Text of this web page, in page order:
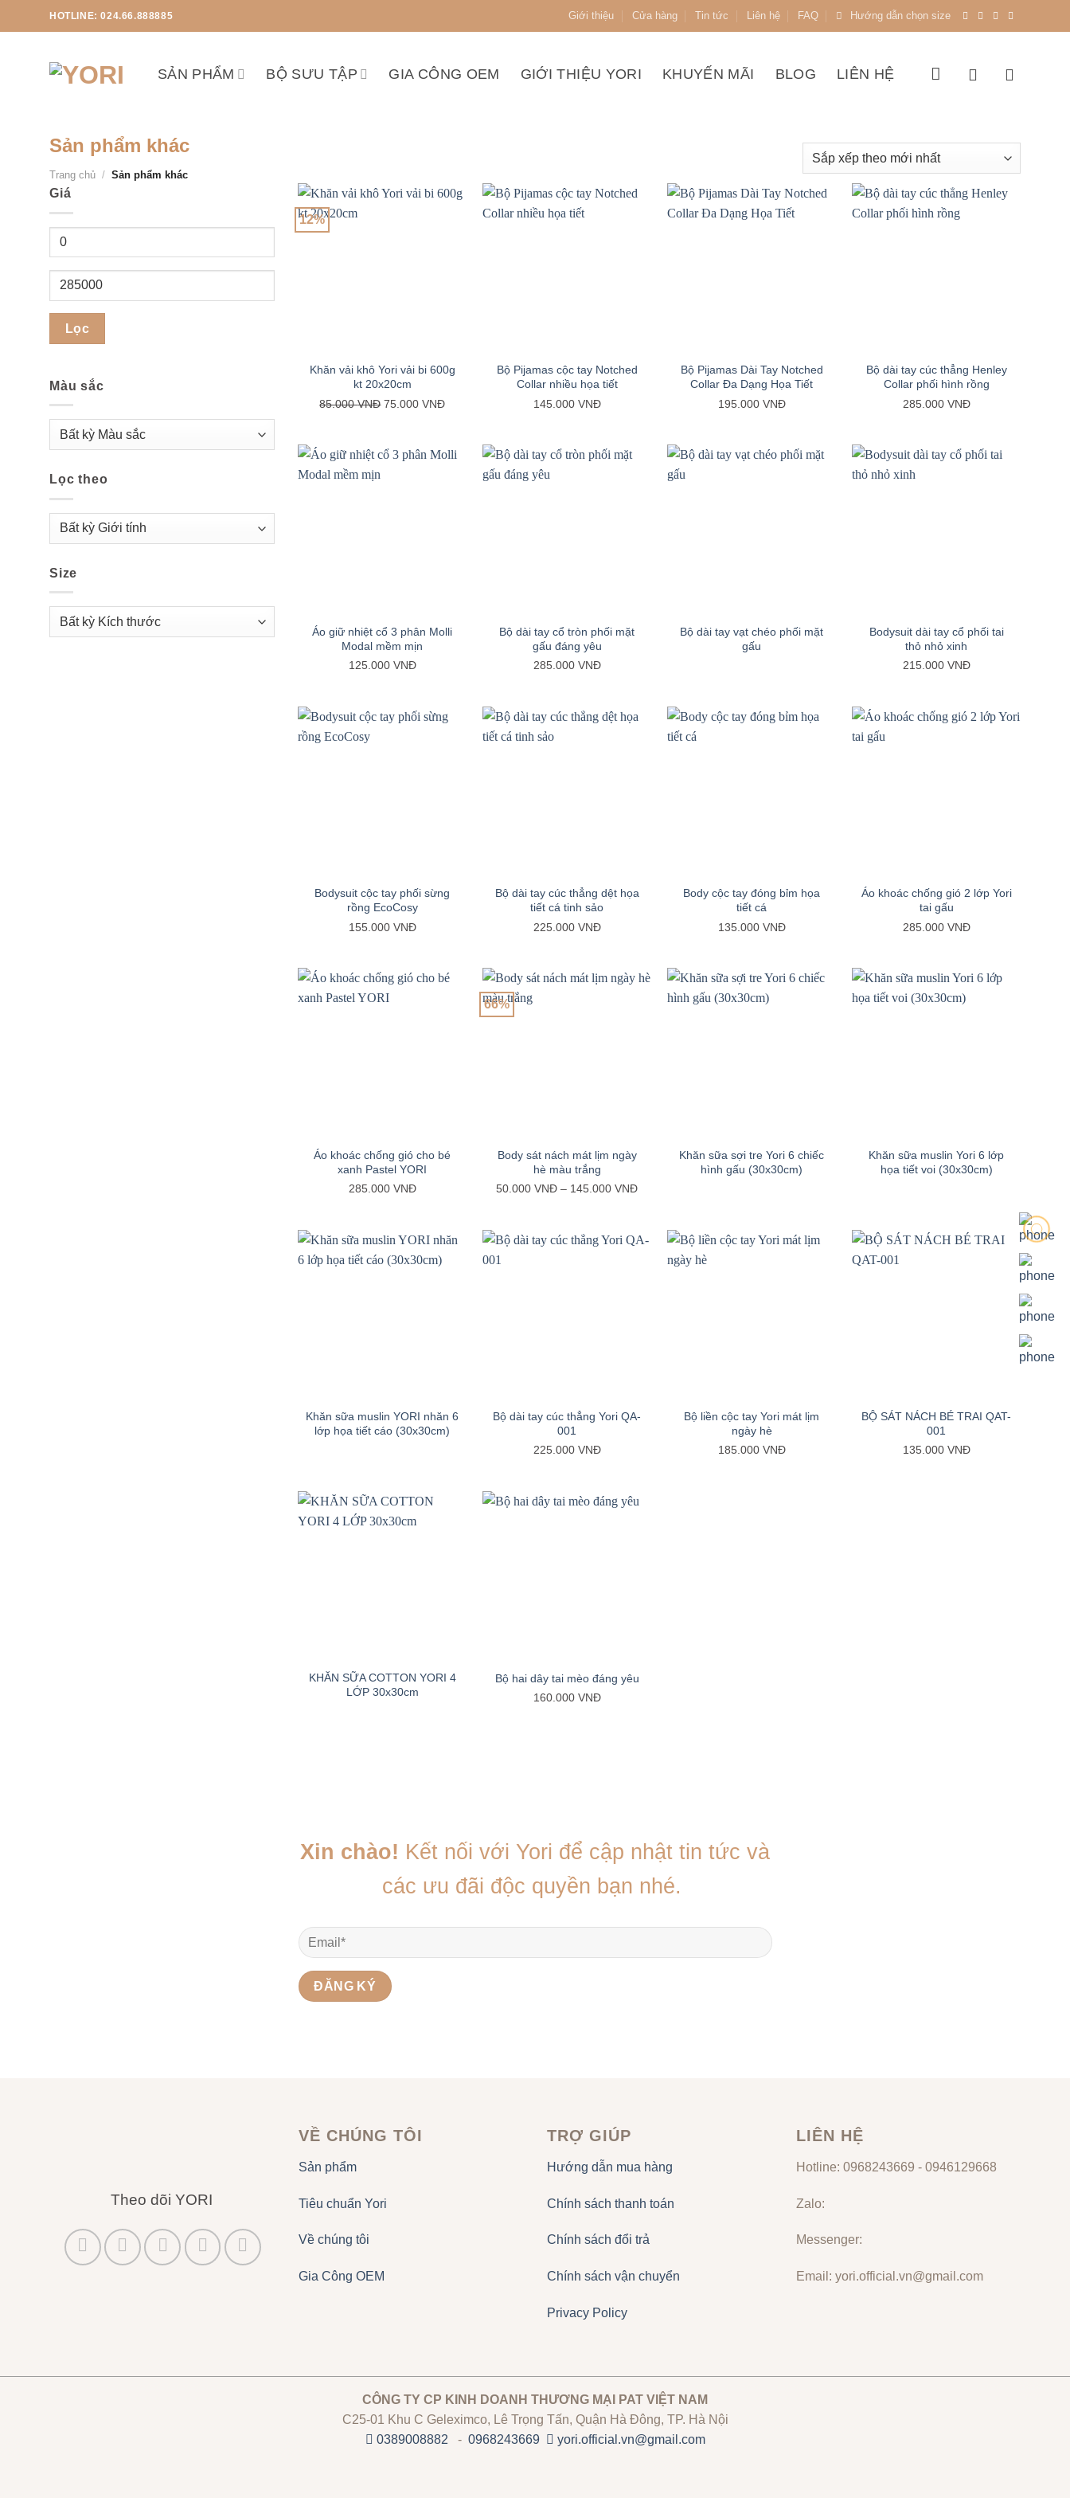
đến
HOTLINE: 024.66.888885 Giới thiệu Cửa hàng Tin tức Liên hệ FAQ Hướng dẫn chọn size
SẢN PHẨM BỘ SƯU TẬP GIA CÔNG OEM GIỚI THIỆU YORI KHUYẾN MÃI BLOG LIÊN HỆ
Sản phẩm khác
Trang chủ / Sản phẩm khác
Giá
Giá
thiểu
Giá
đa
Lọc
Màu sắc
Lọc theo
Size
12%
Khăn vải khô Yori vải bi 600g
kt 20x20cm
85.000VNĐ Giá
85.000 VNĐ.
75.000VNĐGiá
là:
75.000 VNĐ.
Bộ Pijamas cộc tay Notched
Collar nhiều họa tiết
145.000 VNĐ
Bộ Pijamas Dài Tay Notched
Collar Đa Dạng Họa Tiết
195.000 VNĐ
Bộ dài tay cúc thẳng Henley
Collar phối hình rồng
285.000 VNĐ
Áo giữ nhiệt cổ 3 phân Molli
Modal mềm mịn
125.000 VNĐ
Bộ dài tay cổ tròn phối mặt
gấu đáng yêu
285.000 VNĐ
Bộ dài tay vạt chéo phối mặt
gấu
Bodysuit dài tay cổ phối tai
thỏ nhỏ xinh
215.000 VNĐ
Bodysuit cộc tay phối sừng
rồng EcoCosy
155.000 VNĐ
Bộ dài tay cúc thẳng dệt họa
tiết cá tinh sảo
225.000 VNĐ
Body cộc tay đóng bỉm họa
tiết cá
135.000 VNĐ
Áo khoác chống gió 2 lớp Yori
tai gấu
285.000 VNĐ
Áo khoác chống gió cho bé
xanh Pastel YORI
285.000 VNĐ
66%
Body sát nách mát lịm ngày
hè màu trắng
50.000VNĐ – 145.000VNĐKhoảng
50.000 VNĐ
Khăn sữa sợi tre Yori 6 chiếc
hình gấu (30x30cm)
Khăn sữa muslin Yori 6 lớp
họa tiết voi (30x30cm)
Khăn sữa muslin YORI nhăn 6
lớp họa tiết cáo (30x30cm)
Bộ dài tay cúc thẳng Yori QA-
001
225.000 VNĐ
Bộ liền cộc tay Yori mát lịm
ngày hè
185.000 VNĐ
BỘ SÁT NÁCH BÉ TRAI QAT-
001
135.000 VNĐ
KHĂN SỮA COTTON YORI 4
LỚP 30x30cm
Bộ hai dây tai mèo đáng yêu
160.000 VNĐ
Xin chào! Kết nối với Yori để cập nhật tin tức và
các ưu đãi độc quyền bạn nhé.
Theo dõi YORI
VỀ CHÚNG TÔI
Sản phẩm
Tiêu chuẩn Yori
Về chúng tôi
Gia Công OEM
TRỢ GIÚP
Hướng dẫn mua hàng
Chính sách thanh toán
Chính sách đổi trả
Chính sách vận chuyển
Privacy Policy
LIÊN HỆ
Hotline: 0968243669 - 0946129668
Zalo:
Messenger:
Email: yori.official.vn@gmail.com
CÔNG TY CP KINH DOANH THƯƠNG MẠI PAT VIỆT NAM
C25-01 Khu C Geleximco, Lê Trọng Tấn, Quận Hà Đông, TP. Hà Nội
0389008882 - 0968243669 yori.official.vn@gmail.com